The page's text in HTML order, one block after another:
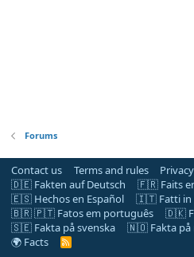
Forums
Contact us Terms and rules
🇩🇪 Fakten auf Deutsch
🇫🇷 Faits
🇪🇸 Hechos en Español
🇮🇹 Fatti in
🇧🇷 🇵🇹 Fatos em português
🇩🇰
🇸🇪 Fakta på svenska
🇳🇴 Fakta på
🌍 Facts
R